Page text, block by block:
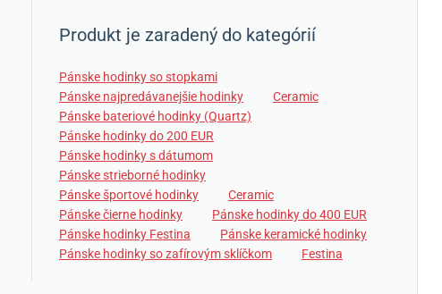
Produkt je zaradený do kategórií
Pánske hodinky so stopkami
Pánske najpredávanejšie hodinky
Ceramic
Pánske bateriové hodinky (Quartz)
Pánske hodinky do 200 EUR
Pánske hodinky s dátumom
Pánske strieborné hodinky
Pánske športové hodinky
Ceramic
Pánske čierne hodinky
Pánske hodinky do 400 EUR
Pánske hodinky Festina
Pánske keramické hodinky
Pánske hodinky so zafírovým sklíčkom
Festina